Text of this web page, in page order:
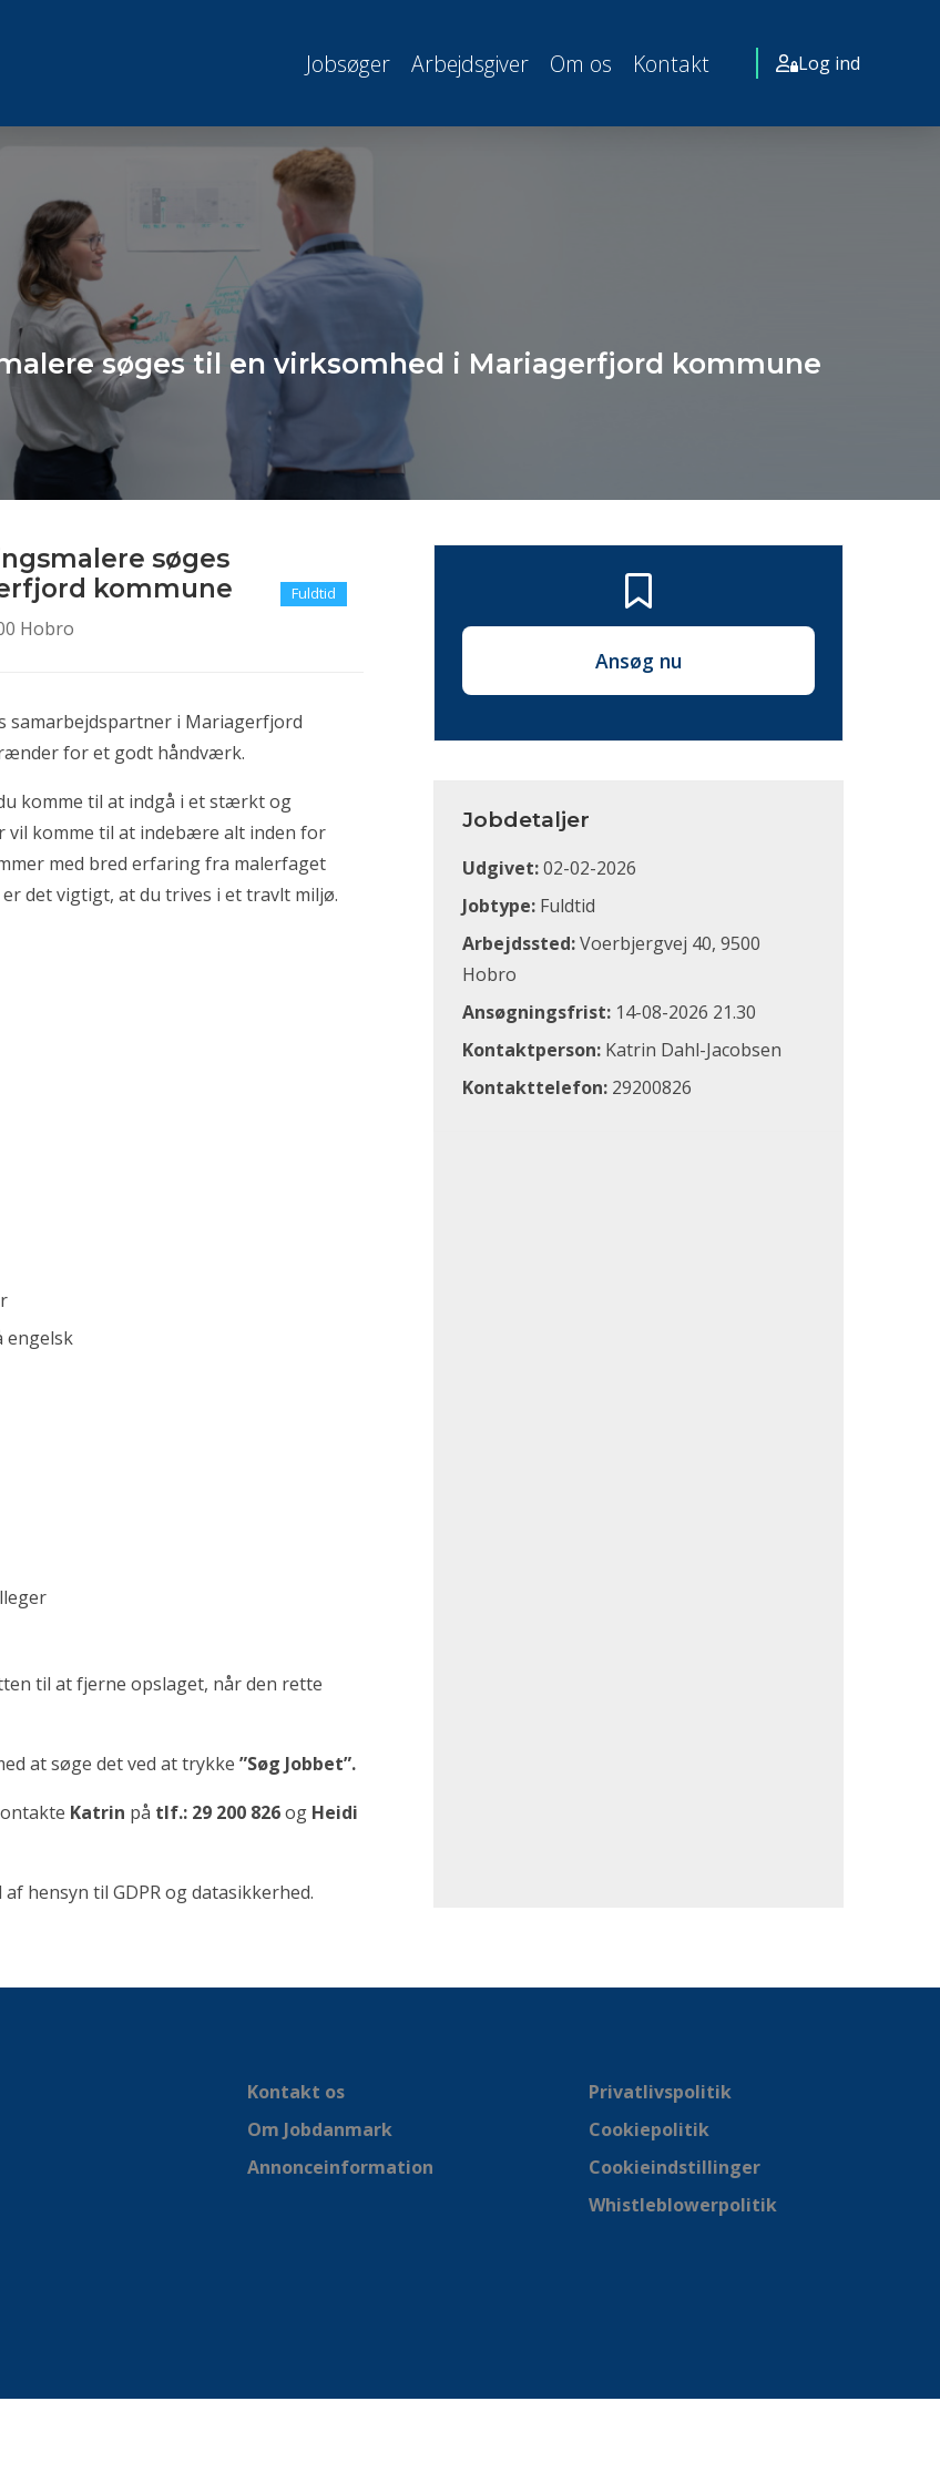
Jobsøger Arbejdsgiver Om os Kontakt Log ind
søges til en virksomhed i Mariagerfjord kommune
Fuldtid
søges
kommune
Hobro
samarbejdspartner i Mariagerfjord
for et godt håndværk.
komme til at indgå i et stærkt og
vil komme til at indebære alt inden for
med bred erfaring fra malerfaget
det vigtigt, at du trives i et travlt miljø.
engelsk
til at fjerne opslaget, når den rette
at søge det ved at trykke ”Søg Jobbet”.
Katrin på tlf.: 29 200 826og Heidi
hensyn til GDPR og datasikkerhed.
Ansøg nu
Jobdetaljer
Udgivet:02-02-2026
Jobtype: Fuldtid
Arbejdssted:Voerbjergvej 40, 9500
Hobro
Ansøgningsfrist: 14-08-2026 21.30
Kontaktperson: Katrin Dahl-Jacobsen
Kontakttelefon: 29200826
Kontakt os
Om Jobdanmark
Annonceinformation
Privatlivspolitik
Cookiepolitik
Cookieindstillinger
Whistleblowerpolitik